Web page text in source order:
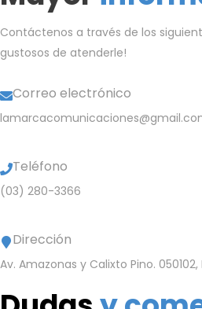
Contáctenos a través de los
gustosos de atenderle!
Correo electrónico
Teléfono
(03) 280-3366
Dirección
Av. Amazonas y Calixto Pino.